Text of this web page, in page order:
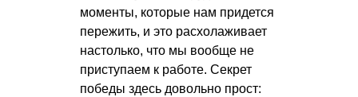
моменты, которые нам придется
пережить, и это расхолаживает
настолько, что мы вообще не
приступаем к работе. Секрет
победы здесь довольно прост: